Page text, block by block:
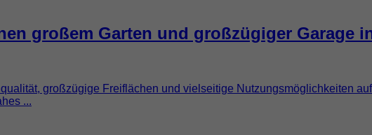
großem Garten und großzügiger Garage
großzügige Freiflächen und vielseitige Nutzungsmöglichkeiten
...